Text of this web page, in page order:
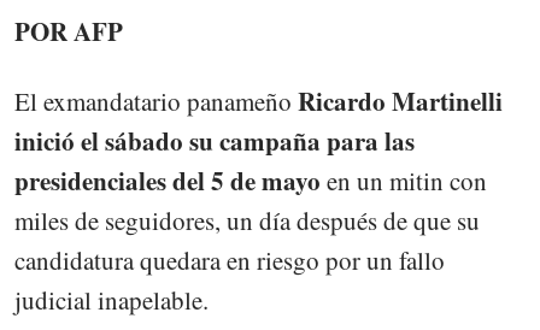
POR AFP
El exmandatario panameño Ricardo Martinelli
inició el sábado su campaña para las
presidenciales del 5 de mayo en un mitin con
miles de seguidores, un día después de que su
candidatura quedara en riesgo por un fallo
judicial inapelable.